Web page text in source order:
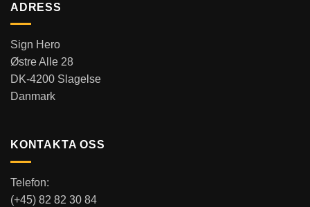
ADRESS
Sign Hero
Østre Alle 28
DK-4200 Slagelse
Danmark
KONTAKTA OSS
Telefon:
(+45) 82 82 30 84